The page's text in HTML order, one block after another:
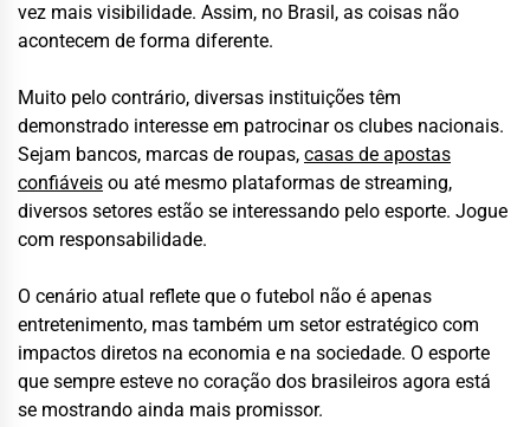
vez mais visibilidade. Assim, no Brasil, as coisas não
acontecem de forma diferente.
Muito pelo contrário, diversas instituições têm
demonstrado interesse em patrocinar os clubes nacionais.
Sejam bancos, marcas de roupas, casas de apostas
confiáveis ou até mesmo plataformas de streaming,
diversos setores estão se interessando pelo esporte. Jogue
com responsabilidade.
O cenário atual reflete que o futebol não é apenas
entretenimento, mas também um setor estratégico com
impactos diretos na economia e na sociedade. O esporte
que sempre esteve no coração dos brasileiros agora está
se mostrando ainda mais promissor.